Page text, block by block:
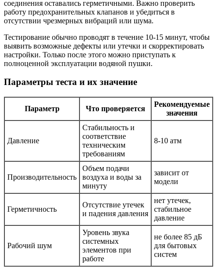
соединения оставались герметичными. Важно проверить
работу предохранительных клапанов и убедиться в
отсутствии чрезмерных вибраций или шума.
Тестирование обычно проводят в течение 10-15 минут, чтобы
выявить возможные дефекты или утечки и скорректировать
настройки. Только после этого можно приступать к
полноценной эксплуатации водяной пушки.
Параметры теста и их значение
Параметр Что проверяется
Рекомендуемые
значения
Давление
Стабильность и
соответствие
техническим
требованиям
8-10 атм
Производительность
Объем подачи
воздуха и воды за
минуту
зависит от
модели
Герметичность
Отсутствие утечек
и падения давления
нет утечек,
стабильное
давление
Рабочий шум
Уровень звука
системных
элементов при
работе
не более 85 дБ
для бытовых
систем